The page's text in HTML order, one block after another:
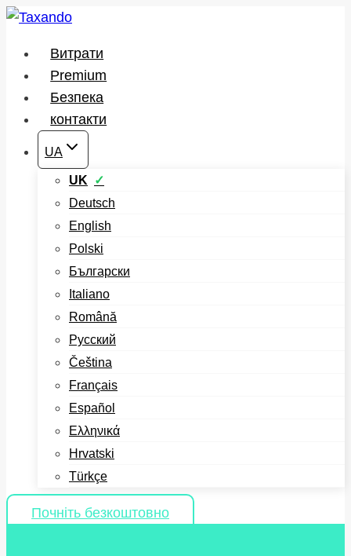
Перейти
вмісту
Витрати
Premium
Безпека
контакти
UA
UK
Deutsch
English
Polski
Български
Italiano
Română
Русский
Čeština
Français
Español
Ελληνικά
Hrvatski
Türkçe
Почніть безкоштовно